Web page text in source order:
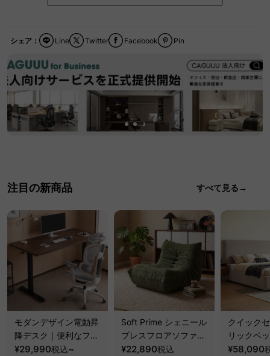
シェア： Facebook
Twitter Pin
Line
注目の新商品 すべて見る→
モダンデザイン電動昇
降デスク｜便利なフッ
ク・コンセント・
¥29,990税込~
Soft Prime シェニール
プレスフロアソファ｜
圧縮梱包で搬入しやす
¥22,890税込
クイック
リックベ
要で組み
¥58,090